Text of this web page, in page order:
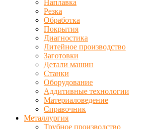
Наплавка
Резка
Обработка
Покрытия
Диагностика
Литейное производство
Заготовки
Детали машин
Станки
Оборудование
Аддитивные технологии
Материаловедение
Справочник
Металлургия
Трубное производство